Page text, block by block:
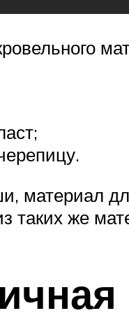
материал
таких же